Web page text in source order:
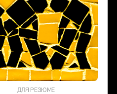
ДЛЯ РЕЗЮМЕ